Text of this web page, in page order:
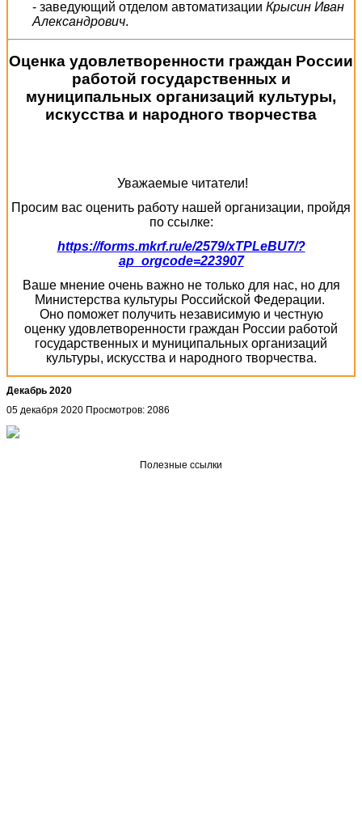
- заведующий отделом автоматизации Крысин Иван
Александрович.
Оценка удовлетворенности граждан России
работой государственных и
муниципальных организаций культуры,
искусства и народного творчества
Уважаемые читатели!
Просим вас оценить работу нашей организации, пройдя
по ссылке:
https://forms.mkrf.ru/e/2579/xTPLeBU7/?
ap_orgcode=223907
Ваше мнение очень важно не только для нас, но для
Министерства культуры Российской Федерации.
Оно поможет получить независимую и честную
оценку удовлетворенности граждан России работой
государственных и муниципальных организаций
культуры, искусства и народного творчества.
Декабрь 2020
05 декабря 2020 Просмотров: 2086
Полезные ссылки